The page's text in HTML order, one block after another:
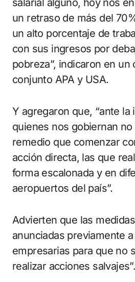
salarial alguno, hoy nos
un retraso de más del
un alto porcentaje de
con sus ingresos por
pobreza”, indicaron en un
conjunto APA y USA.
Y agregaron que, “ante la
quienes nos gobiernan
remedio que comenzar
acción directa, las que
forma escalonada y en
aeropuertos del país”.
Advierten que las
anunciadas previamente
empresarias para que no
realizar acciones salvajes”.